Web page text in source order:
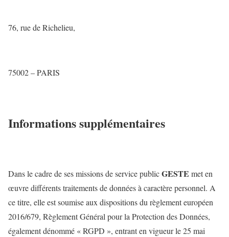
76, rue de Richelieu,
75002 – PARIS
Informations supplémentaires
Dans le cadre de ses missions de service publicGESTE met en
œuvre différents traitements de données à caractère personnel. A
ce titre, elle est soumise aux dispositions du règlement européen
2016/679, Règlement Général pour la Protection des Données,
également dénommé « RGPD », entrant en vigueur le 25 mai